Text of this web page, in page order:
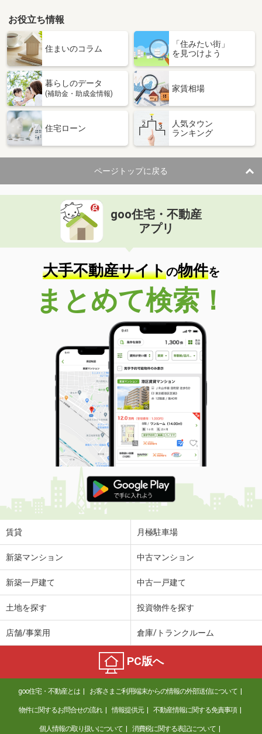
東京都港区虎ノ門３
価 格
東京都港区虎ノ門３
専有面積 25.95m²
間取り
東京都墨田区東向島６
住 所
東京都墨田区東向島６
専有面積 26.88m²
間取り
1K
東京都新宿区四谷４
価 格
住 所
東京都新宿区四谷４
専有面積 35.26m²
間取り
1DK
東京都渋谷区幡ヶ谷１
価 格
14.80万円
東京都渋谷区幡ヶ谷１
41.03m²
間取り
1LDK
東京都江戸川区平井６丁目
価 格
6.60万円
住 所
東京都江戸川区平井６丁目
専有面積 11m²
間取り
ワンルーム
東京都台東区清川２丁目
価 格
17.50万円
住 所
東京都台東区清川２丁目
専有面積
東京都品川区中延５丁目
11.80万円
東京都台東区日本堤１丁目
9.70万円
住 所
東京都台東区日本堤１丁目
専有面積 25.64m²
間取り
1K
東京都渋谷区東３丁目
お役立ち情報
住まいのコラム
「住みたい街」
を見つけよう
暮らしのデータ
(補助金・助成金情報)
家賃相場
住宅ローン
人気タウン
ランキング
ページトップに戻る
goo住宅・不動産
アプリ
大手不動産サイトの物件を
まとめて検索！
賃貸 月極駐車場
新築マンション 中古マンション
新築一戸建て 中古一戸建て
土地を探す 投資物件を探す
店舗/事業用 倉庫/トランクルーム
PC版へ
goo住宅・不動産とは お客さまご利用端末からの情報の外部送信について
物件に関するお問合せの流れ 情報提供元 不動産情報に関する免責事項
個人情報の取り扱いについて 消費税に関する表記について